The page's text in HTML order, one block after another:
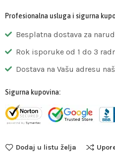
Profesionalna usluga i sigurna
Besplatna dostava za
Rok isporuke od 1 do 3
Dostava na Vašu adresu
Sigurna kupovina:
Dodaj u listu želja